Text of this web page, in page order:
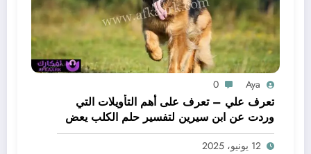
Aya
0
تعرف علي – تعرف على أهم التأويلات التي
وردت عن ابن سيرين لتفسير حلم الكلب يعض
يدي – بالتفصيل
12 يونيو، 2025